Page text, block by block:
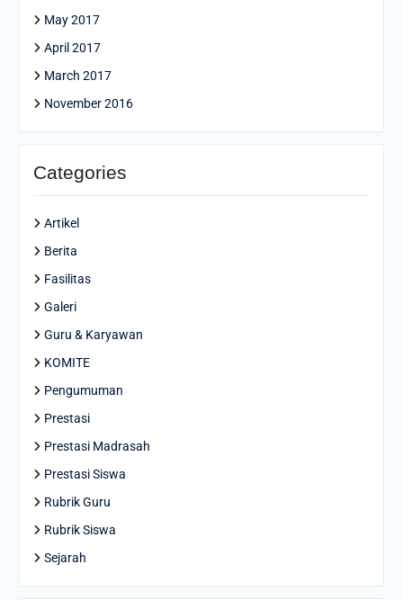
May 2017
April 2017
March 2017
November 2016
Categories
Artikel
Berita
Fasilitas
Galeri
Guru & Karyawan
KOMITE
Pengumuman
Prestasi
Prestasi Madrasah
Prestasi Siswa
Rubrik Guru
Rubrik Siswa
Sejarah